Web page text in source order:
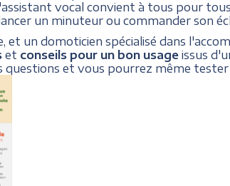
vocal convient à tous pour tous
un minuteur ou commander son
un domoticien spécialisé dans
et conseils pour un bon usageissus
et vous pourrez même tester